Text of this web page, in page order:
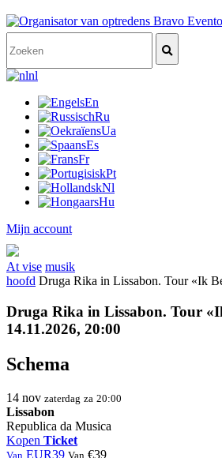
nl
En
Ru
Ua
Es
Fr
Pt
Nl
Hu
Mijn account
At vise musik
hoofd Druga Rika in Lissabon. Tour «Ik
Druga Rika in Lissabon. Tour
14.11.2026, 20:00
Schema
14 nov zaterdag za 20:00
Lissabon
Republica da Musica
Kopen Ticket
Van EUR39 Van €39